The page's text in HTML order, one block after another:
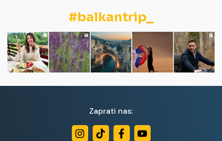
#balkantrip_
Zaprati nas: